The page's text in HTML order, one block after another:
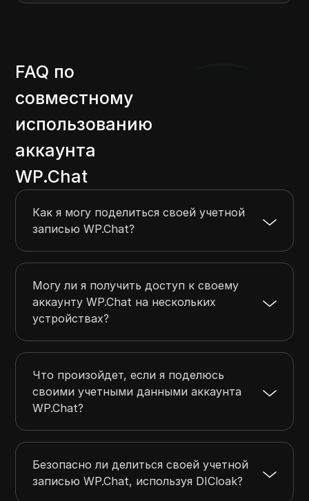
FAQ по
совместному
использованию
аккаунта
WP.Chat
Как я могу поделиться своей учетной
записью WP.Chat?
Могу ли я получить доступ к своему
аккаунту WP.Chat на нескольких
устройствах?
Что произойдет, если я поделюсь
своими учетными данными аккаунта
WP.Chat?
Безопасно ли делиться своей учетной
записью WP.Chat, используя DICloak?